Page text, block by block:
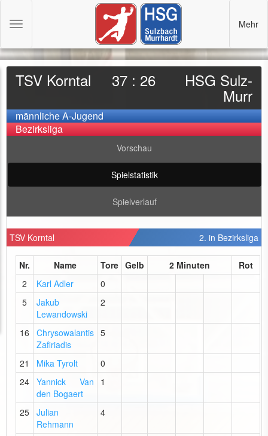
TSV Korntal 37 : 26 HSG Sulz-
Murr
männliche A-Jugend
Bezirksliga
Vorschau
Spielstatistik
Spielverlauf
TSV Korntal 2. in Bezirksliga
Nr. Name Tore Gelb 2 Minuten
Rot
2
Karl Adler
0
5
Jakub
Lewandowski
2
16
Chrysowalantis
Zafiriadis
5
21 Mika Tyrolt
0
24 Yannick Van
den Bogaert
1
25 Julian
Rehmann
4
Toggle
Mehr